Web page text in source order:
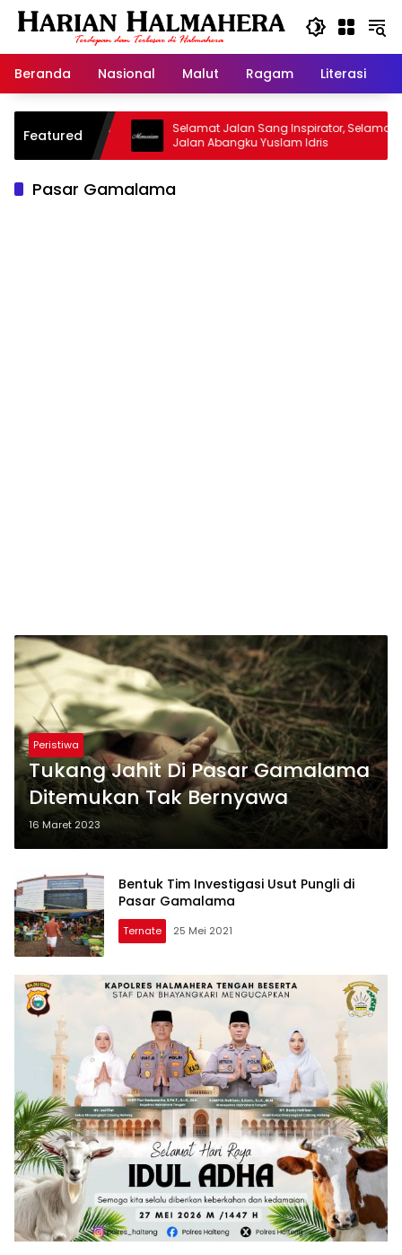
Langsung
Beranda
Nasional Malut Ragam Literasi
Featured
Warisan
Selamat Jalan Sang Inspirator, Selamat
Jalan Abangku Yuslam Idris
Pasar Gamalama
Peristiwa
Tukang Jahit Di Pasar Gamalama
Ditemukan Tak Bernyawa
16 Maret 2023
Bentuk Tim Investigasi Usut Pungli di
Pasar Gamalama
Ternate 25 Mei 2021